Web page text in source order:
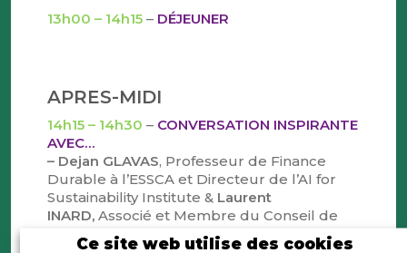
13h00 – 14h15 – DÉJEUNER
APRES-MIDI
14h15 – 14h30 – CONVERSATION INSPIRANTE
AVEC…
– Dejan GLAVAS, Professeur de Finance
Durable à l’ESSCA et Directeur de l’AI for
Sustainability Institute & Laurent
INARD,Associé et Membre du Conseil de
Surveillance chez Mazars
Ce site web utilise des cookies